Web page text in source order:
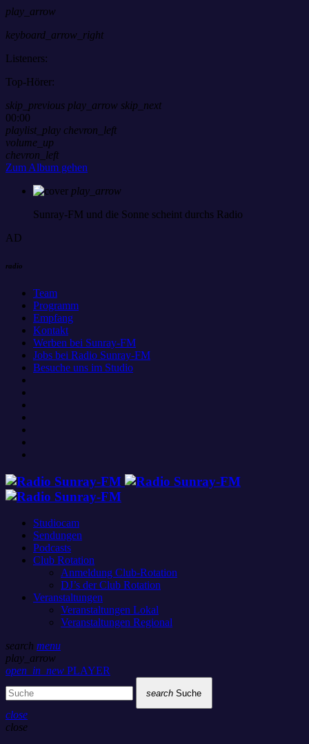
play_arrow
keyboard_arrow_right
Listeners:
Top-Hörer:
skip_previous play_arrow skip_next
00:00
playlist_play chevron_left
volume_up
chevron_left
Zum Album gehen
play_arrow
Sunray-FM und die Sonne scheint durchs Radio
AD
radio
Team
Programm
Empfang
Kontakt
Werben bei Sunray-FM
Jobs bei Radio Sunray-FM
Besuche uns im Studio
Studiocam
Sendungen
Podcasts
Club Rotation
Anmeldung Club-Rotation
DJ’s der Club Rotation
Veranstaltungen
Veranstaltungen Lokal
Veranstaltungen Regional
search menu
play_arrow
open_in_new PLAYER
search Suche
close
close